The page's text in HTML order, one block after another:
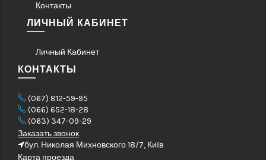
Контакты
ЛИЧНЫЙ КАБИНЕТ
Личный Кабинет
КОНТАКТЫ
(067) 812-59-95
(066) 652-18-28
(063) 347-09-29
Заказать звонок
бул. Николая Михновского 18/7, Київ
Карта проезда